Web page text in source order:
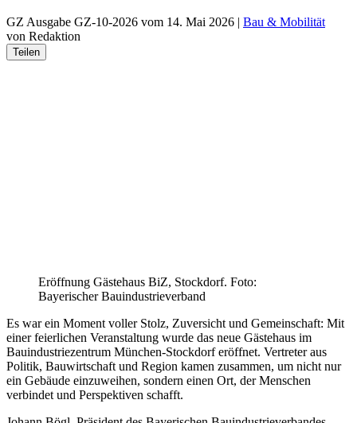
GZ Ausgabe GZ-10-2026 vom 14. Mai 2026 | Bau & Mobilität
von Redaktion
Teilen
Eröffnung Gästehaus BiZ, Stockdorf. Foto:
Bayerischer Bauindustrieverband
Es war ein Moment voller Stolz, Zuversicht und Gemeinschaft: Mit
einer feierlichen Veranstaltung wurde das neue Gästehaus im
Bauindustriezentrum München-Stockdorf eröffnet. Vertreter aus
Politik, Bauwirtschaft und Region kamen zusammen, um nicht nur
ein Gebäude einzuweihen, sondern einen Ort, der Menschen
verbindet und Perspektiven schafft.